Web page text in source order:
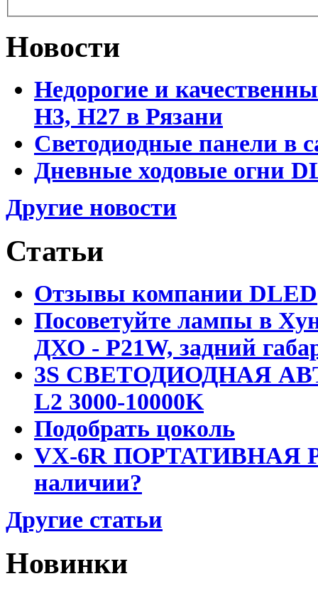
Новости
Недорогие и
Н3, Н27 в Рязани
Светодиодные панели в
Дневные ходовые огни
Другие новости
Статьи
Отзывы компании DLED
Посоветуйте лампы в
ДХО - P21W, задний
3S СВЕТОДИОДНАЯ
L2 3000-10000K
Подобрать цоколь
VX-6R ПОРТАТИВНАЯ
наличии?
Другие статьи
Новинки